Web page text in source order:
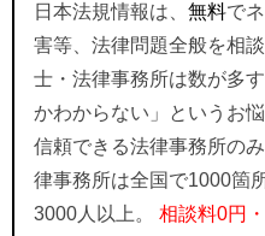
日本法規情報は、 無料で
害等、法律問題全般を相
士・法律事務所は数が多
かわからない」というお
信頼できる法律事務所の
律事務所は全国で1000箇
3000人以上。 相談料0円